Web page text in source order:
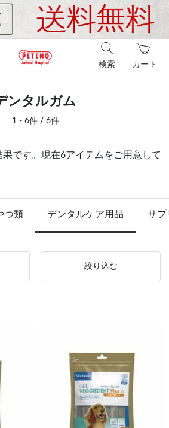
カート
検索
ンタルガム
1 - 6件 / 6件
です。現在6アイテムをご用意して
つ類 デンタルケア用品 サプ
絞り込む